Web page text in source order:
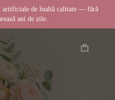
artificiale de înaltă calitate — fără
ani de zile.
Coș